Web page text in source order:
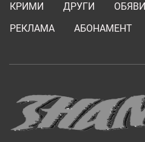
КРИМИ
ДРУГИ ОБЯВИ
РЕКЛАМА
АБОНАМЕНТ